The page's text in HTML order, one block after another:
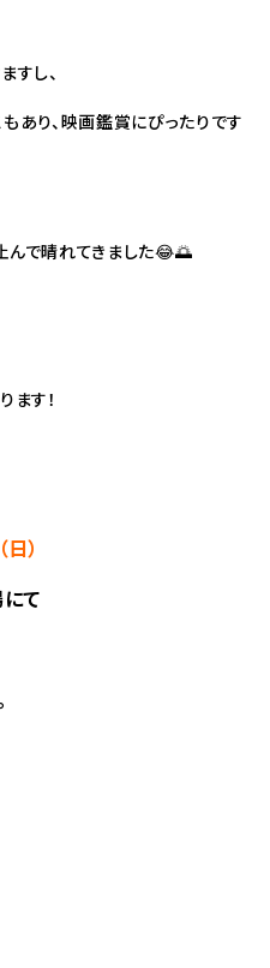
すし、
あり、映画鑑賞にぴったりです
んで晴れてきました😂🌅
ます！
）
て